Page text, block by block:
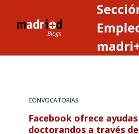
CONVOCATORIAS
Facebook ofrece
doctorandos a través